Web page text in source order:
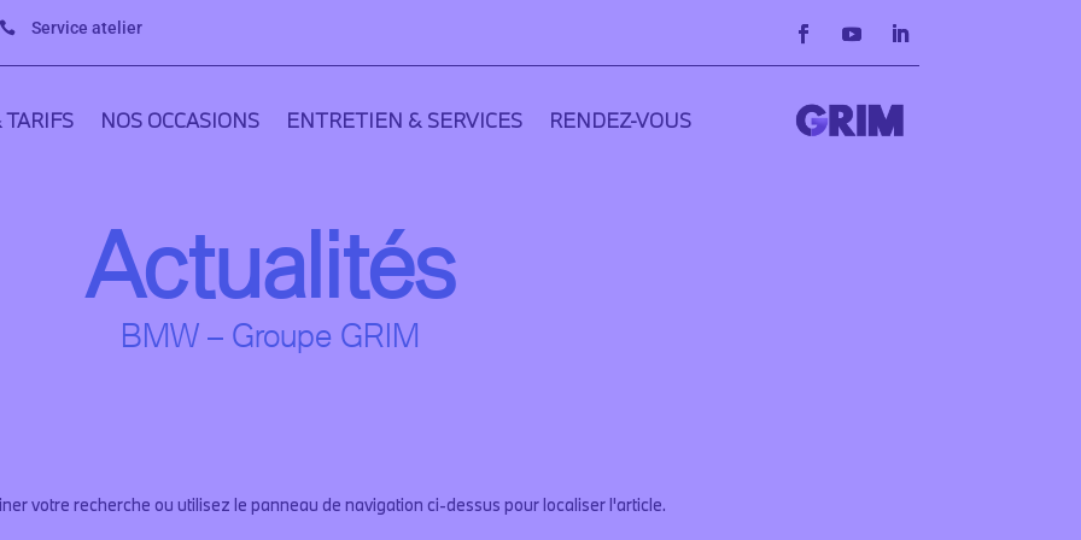
 Service atelier
NOS OCCASIONS ENTRETIEN & SERVICES RENDEZ-VOUS
Actualités
BMW – Groupe GRIM
votre recherche ou utilisez le panneau de navigation ci-dessus pour localiser l'article.